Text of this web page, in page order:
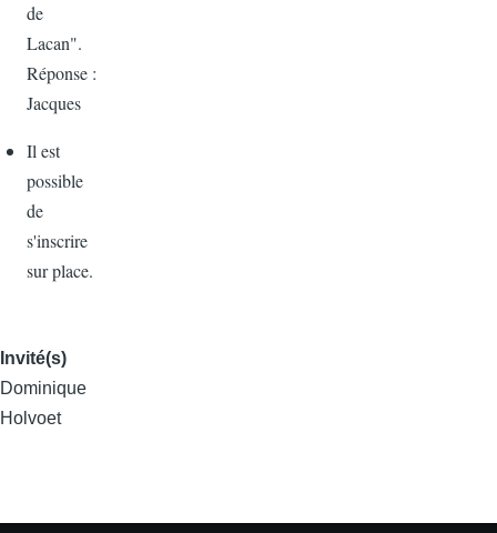
de
Lacan".
Réponse :
Jacques
Il est
possible
de
s'inscrire
sur place.
Invité(s)
Dominique
Holvoet